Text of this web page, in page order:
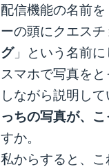
配信機能の名前
ーの頭にクエス
グ」という名前に
スマホで写真を
しながら説明し
っちの写真が、
すか。
私からすると、